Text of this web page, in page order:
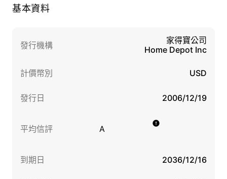
基本資料
發行機構
家得寶公司
Home Depot Inc
計價幣別 USD
發行日 2006/12/19
平均信評 A
到期日 2036/12/16